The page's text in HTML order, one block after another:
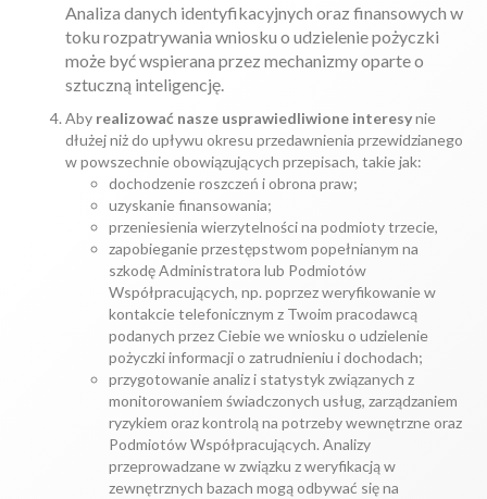
Analiza danych identyfikacyjnych oraz finansowych w
toku rozpatrywania wniosku o udzielenie pożyczki
może być wspierana przez mechanizmy oparte o
sztuczną inteligencję.
Aby realizować nasze usprawiedliwione interesynie
dłużej niż do upływu okresu przedawnienia przewidzianego
w powszechnie obowiązujących przepisach, takie jak:
dochodzenie roszczeń i obrona praw;
uzyskanie finansowania;
przeniesienia wierzytelności na podmioty trzecie,
zapobieganie przestępstwom popełnianym na
szkodę Administratora lub Podmiotów
Współpracujących, np. poprzez weryfikowanie w
kontakcie telefonicznym z Twoim pracodawcą
podanych przez Ciebie we wniosku o udzielenie
pożyczki informacji o zatrudnieniu i dochodach;
przygotowanie analiz i statystyk związanych z
monitorowaniem świadczonych usług, zarządzaniem
ryzykiem oraz kontrolą na potrzeby wewnętrzne oraz
Podmiotów Współpracujących. Analizy
przeprowadzane w związku z weryfikacją w
zewnętrznych bazach mogą odbywać się na